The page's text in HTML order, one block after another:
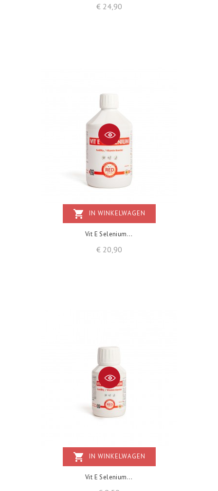
€ 24,90Prijs
shopping_cart IN WINKELWAGEN
Vit E Selenium...
€ 20,90Prijs
shopping_cart IN WINKELWAGEN
Vit E Selenium...